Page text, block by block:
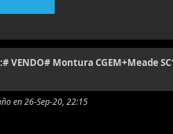
VENDO# Montura CGEM+Meade
en 26-Sep-20, 22:15